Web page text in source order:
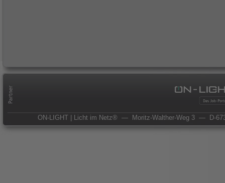
ON-LIGHT | Licht im Netz® — Moritz-Walther-Weg 3 — D-